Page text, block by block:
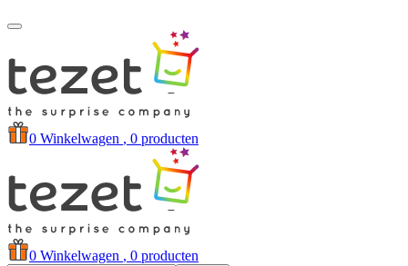
0 Winkelwagen , 0 producten
0 Winkelwagen , 0 producten